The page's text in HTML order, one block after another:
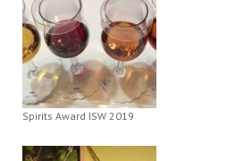
Spirits Award ISW 2019